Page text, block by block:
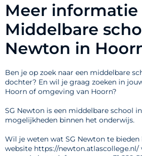
Meer informatie
Middelbare
Newton in
Ben je op zoek naar een middelbare
dochter? En wil je graag zoeken in
Hoorn of omgeving van Hoorn?
SG Newton is een middelbare school
mogelijkheden binnen het onderwijs.
Wil je weten wat SG Newton te
website https://newton.atlascollege.nl/